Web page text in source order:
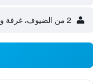
2 من الضيوف، غرفة واحدة